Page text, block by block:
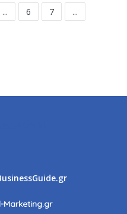
... 6 7
...
Marketing.gr